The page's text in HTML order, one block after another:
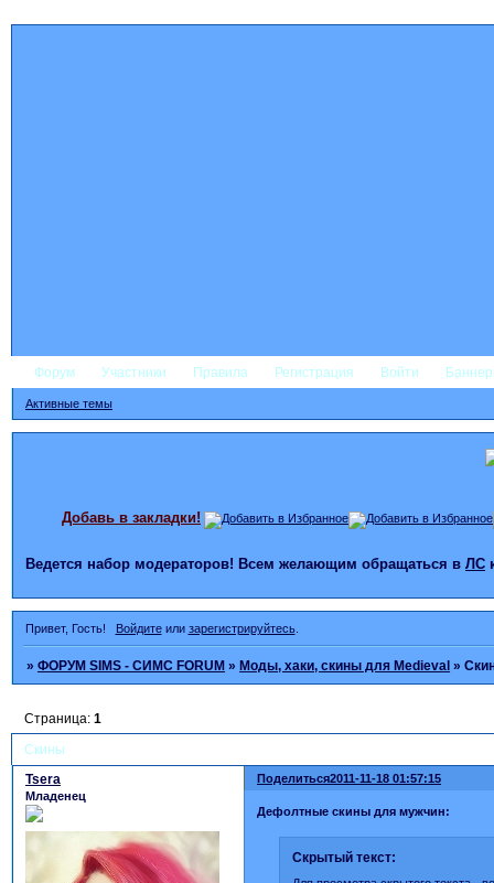
Форум Участники Правила Регистрация Войти
Активные темы
Добавь в закладки!
Ведется набор модераторов! Всем желающим обращаться в ЛС
Привет, Гость! Войдитеили зарегистрируйтесь.
»ФОРУМ SIMS - СИМС FORUM »Моды, хаки, скины для Medieval »
Скины
Страница:1
Поделиться2011-11-18 01:57:15
Tsera
Младенец
Дефолтные скины для мужчин:
Скрытый текст: